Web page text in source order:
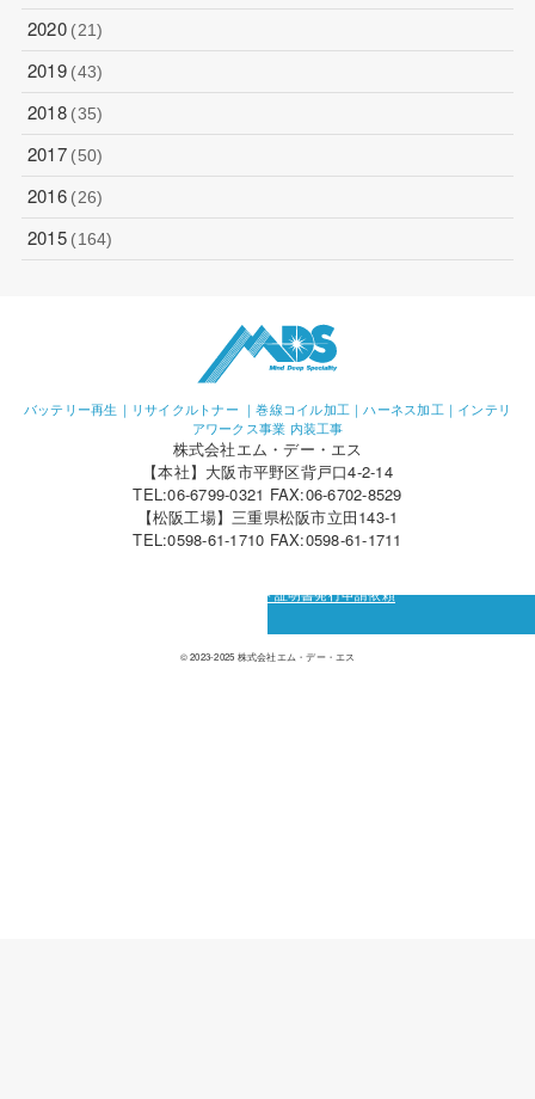
2020 (21)
2019 (43)
2018 (35)
2017 (50)
2016 (26)
2015 (164)
バッテリー再生｜リサイクルトナー ｜巻線コイル加工｜ハーネス加工｜インテリ
アワークス事業 内装工事
株式会社エム・デー・エス
【本社】大阪市平野区背戸口4-2-14
TEL:06-6799-0321 FAX:06-6702-8529
【松阪工場】三重県松阪市立田143-1
TEL:0598-61-1710 FAX:0598-61-1711
カーボン・オフセット証明書発行申請依頼
© 2023-2025 株式会社エム・デー・エス